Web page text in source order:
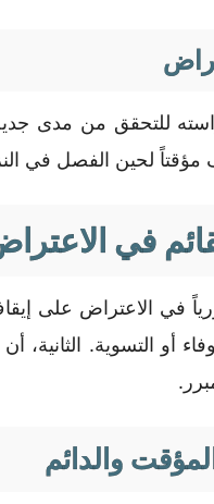
للتحقق من مدى
مؤقتاً لحين الفصل في
في
في الاعتراض على
أو التسوية.
والدائم